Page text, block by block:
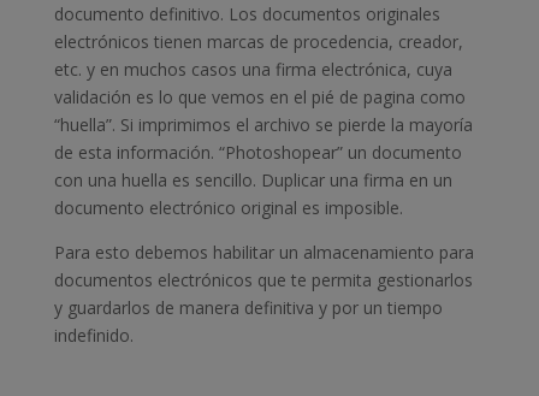
documento definitivo. Los documentos originales
electrónicos tienen marcas de procedencia, creador,
etc. y en muchos casos una firma electrónica, cuya
validación es lo que vemos en el pié de pagina como
“huella”. Si imprimimos el archivo se pierde la mayoría
de esta información. “Photoshopear” un documento
con una huella es sencillo. Duplicar una firma en un
documento electrónico original es imposible.
Para esto debemos habilitar un almacenamiento para
documentos electrónicos que te permita gestionarlos
y guardarlos de manera definitiva y por un tiempo
indefinido.